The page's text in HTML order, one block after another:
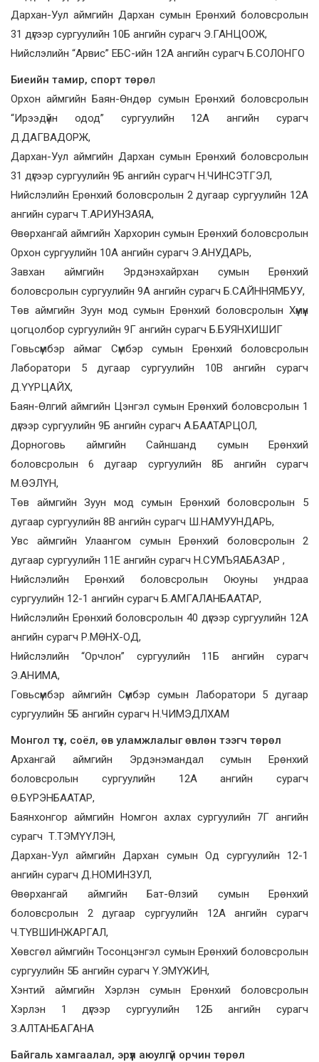
Дархан-Уул аймгийн Дархан сумын Ерөнхий боловсролын
31 дүгээр сургуулийн 10Б ангийн сурагч Э.ГАНЦООЖ,
Нийслэлийн “Арвис” ЕБС-ийн 12А ангийн сурагч Б.СОЛОНГО
Биеийн тамир, спорт төрөл
Орхон аймгийн Баян-Өндөр сумын Ерөнхий боловсролын
“Ирээдүйн одод” сургуулийн 12А ангийн сурагч
Д.ДАГВАДОРЖ,
Дархан-Уул аймгийн Дархан сумын Ерөнхий боловсролын
31 дүгээр сургуулийн 9Б ангийн сурагч Н.ЧИНСЭТГЭЛ,
Нийслэлийн Ерөнхий боловсролын 2 дугаар сургуулийн 12А
ангийн сурагч Т.АРИУНЗАЯА,
Өвөрхангай аймгийн Хархорин сумын Ерөнхий боловсролын
Орхон сургуулийн 10А ангийн сурагч Э.АНУДАРЬ,
Завхан аймгийн Эрдэнэхайрхан сумын Ерөнхий
боловсролын сургуулийн 9А ангийн сурагч Б.САЙННЯМБУУ,
Төв аймгийн Зуун мод сумын Ерөнхий боловсролын Хүмүүн
цогцолбор сургуулийн 9Г ангийн сурагч Б.БУЯНХИШИГ
Говьсүмбэр аймаг Сүмбэр сумын Ерөнхий боловсролын
Лаборатори 5 дугаар сургуулийн 10В ангийн сурагч
Д.ҮҮРЦАЙХ,
Баян-Өлгий аймгийн Цэнгэл сумын Ерөнхий боловсролын 1
дүгээр сургуулийн 9Б ангийн сурагч А.БААТАРЦОЛ,
Дорноговь аймгийн Сайншанд сумын Ерөнхий
боловсролын 6 дугаар сургуулийн 8Б ангийн сурагч
М.ӨЭЛҮН,
Төв аймгийн Зуун мод сумын Ерөнхий боловсролын 5
дугаар сургуулийн 8В ангийн сурагч Ш.НАМУУНДАРЬ,
Увс аймгийн Улаангом сумын Ерөнхий боловсролын 2
дугаар сургуулийн 11Е ангийн сурагч Н.СУМЪЯАБАЗАР ,
Нийслэлийн Ерөнхий боловсролын Оюуны ундраа
сургуулийн 12-1 ангийн сурагч Б.АМГАЛАНБААТАР,
Нийслэлийн Ерөнхий боловсролын 40 дүгээр сургуулийн 12А
ангийн сурагч Р.МӨНХ-ОД,
Нийслэлийн “Орчлон” сургуулийн 11Б ангийн сурагч
Э.АНИМА,
Говьсүмбэр аймгийн Сүмбэр сумын Лаборатори 5 дугаар
сургуулийн 5Б ангийн сурагч Н.ЧИМЭДЛХАМ
Монгол түүх, соёл, өв уламжлалыг өвлөн тээгч төрөл
Архангай аймгийн Эрдэнэмандал сумын Ерөнхий
боловсролын сургуулийн 12А ангийн сурагч
Ө.БҮРЭНБААТАР,
Баянхонгор аймгийн Номгон ахлах сургуулийн 7Г ангийн
сурагч Т.ТЭМҮҮЛЭН,
Дархан-Уул аймгийн Дархан сумын Од сургуулийн 12-1
ангийн сурагч Д.НОМИНЗУЛ,
Өвөрхангай аймгийн Бат-Өлзий сумын Ерөнхий
боловсролын 2 дугаар сургуулийн 12А ангийн сурагч
Ч.ТҮВШИНЖАРГАЛ,
Хөвсгөл аймгийн Тосонцэнгэл сумын Ерөнхий боловсролын
сургуулийн 5Б ангийн сурагч Ү.ЭМҮЖИН,
Хэнтий аймгийн Хэрлэн сумын Ерөнхий боловсролын
Хэрлэн 1 дүгээр сургуулийн 12Б ангийн сурагч
З.АЛТАНБАГАНА
Байгаль хамгаалал, эрүүл аюулгүй орчин төрөл